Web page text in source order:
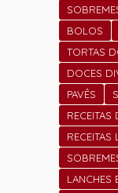
BOLOS
TORTAS
DOCES
PAVÊS
RECEITAS
RECEITAS
LANCHES